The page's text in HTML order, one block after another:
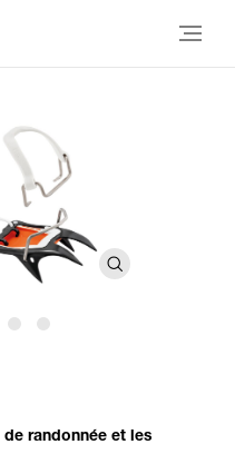
randonnée et les